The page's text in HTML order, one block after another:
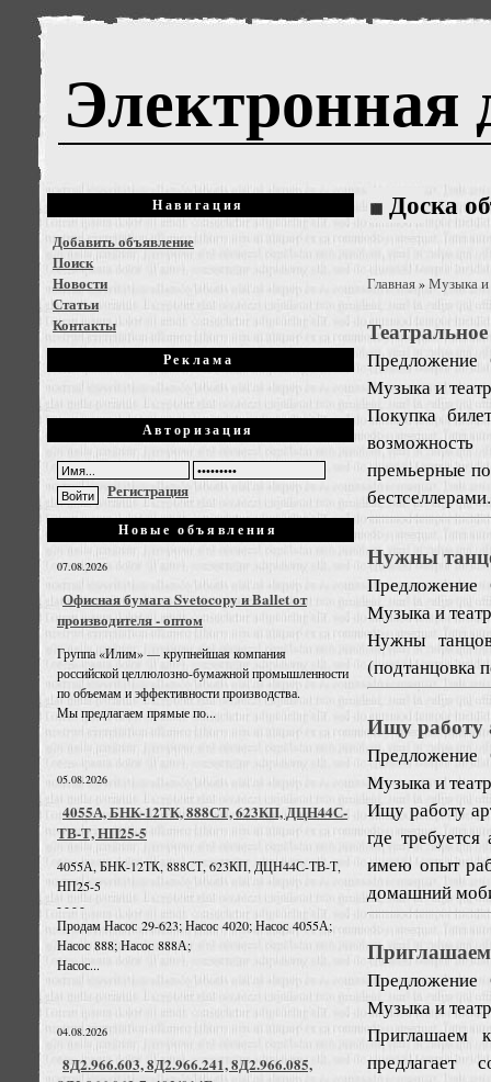
Электронная
Навигация
Добавить объявление
Поиск
Новости
Статьи
Контакты
Реклама
Авторизация
Регистрация
Новые объявления
07.08.2026
Офисная бумага Svetocopy и Ballet от
производителя - оптом
Группа «Илим» — крупнейшая компания
российской целлюлозно-бумажной промышленности
по объемам и эффективности производства.
Мы предлагаем прямые по...
05.08.2026
4055А, БНК-12ТК, 888СТ, 623КП, ДЦН44С-
ТВ-Т, НП25-5
4055А, БНК-12ТК, 888СТ, 623КП, ДЦН44С-ТВ-Т,
НП25-5
- - - -
Продам Насос 29-623; Насос 4020; Насос 4055А;
Насос 888; Насос 888А;
Насос...
04.08.2026
8Д2.966.603, 8Д2.966.241, 8Д2.966.085,
Доска
Главная»Музыка и
Предложение
Музыка и
Покупка
премьерные
Нужны
Предложение
Музыка и
Нужны
(подтанцовка
Ищу работу
Предложение
Музыка и
Ищу работу
где
имею опыт
домашний
Приглашаем
Предложение
Музыка и
Приглашаем
предлагает